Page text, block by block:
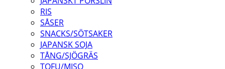
RIS
SÅSER
SNACKS/SÖTSAKER
JAPANSK SOJA
TÅNG/SJÖGRÄS
TOFU/MISO